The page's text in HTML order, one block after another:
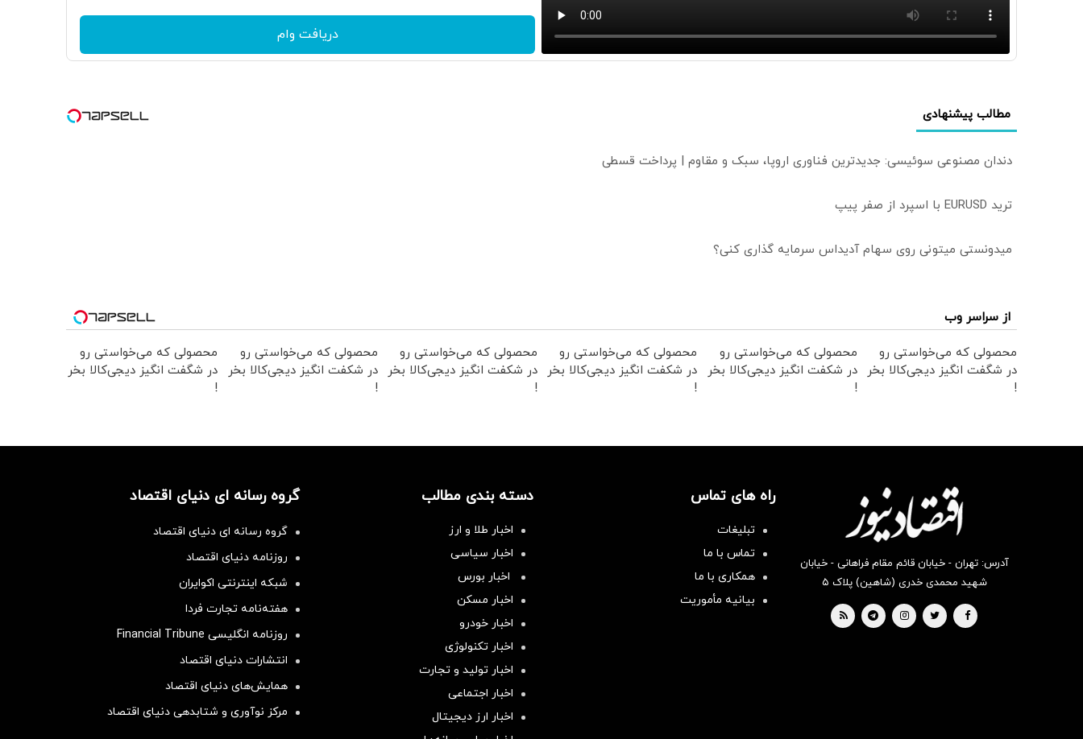
دریافت وام
مطالب پیشنهادی
دندان مصنوعی سوئیسی: جدیدترین فناوری اروپا، سبک و مقاوم | پرداخت قسطی
ترید EURUSD با اسپرد از صفر پیپ
میدونستی میتونی روی سهام آدیداس سرمایه گذاری کنی؟
از سراسر وب
محصولی که می‌خواستی رو
در شگفت انگیز دیجی‌کالا بخر
!
محصولی که می‌خواستی رو
در شکفت انگیز دیجی‌کالا بخر
!
محصولی که می‌خواستی رو
در شکفت انگیز دیجی‌کالا بخر
!
محصولی که می‌خواستی رو
در شکفت انگیز دیجی‌کالا بخر
!
محصولی که می‌خواستی رو
در شکفت انگیز دیجی‌کالا بخر
!
محصولی که می‌خواستی رو
در شگفت انگیز دیجی‌کالا بخر
!
آدرس: تهران - خیابان قائم مقام فراهانی - خیابان
شهید محمدی خدری (شاهین) پلاک ۵
راه های تماس
تبلیغات
تماس با ما
همکاری با ما
بیانیه مأموریت
دسته بندی مطالب
اخبار طلا و ارز
اخبار سیاسی
اخبار بورس
اخبار مسکن
اخبار خودرو
اخبار تکنولوژی
اخبار تولید و تجارت
اخبار اجتماعی
اخبار ارز دیجیتال
گروه رسانه ای دنیای اقتصاد
گروه رسانه ای دنیای اقتصاد
روزنامه دنیای اقتصاد
شبکه اینترنتی اکوایران
هفته‌نامه تجارت فردا
روزنامه انگلیسی Financial Tribune
انتشارات دنیای اقتصاد
همایش‌های دنیای اقتصاد
مرکز نوآوری و شتابدهی دنیای اقتصاد